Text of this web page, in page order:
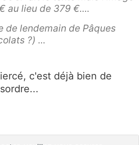
au lieu de 379 €....
de lendemain de Pâques
?) ...
c'est déjà bien de